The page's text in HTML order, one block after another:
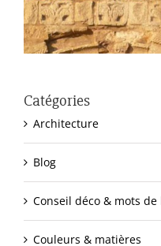
Catégories
Architecture
Blog
Conseil déco & mots de
Couleurs & matières